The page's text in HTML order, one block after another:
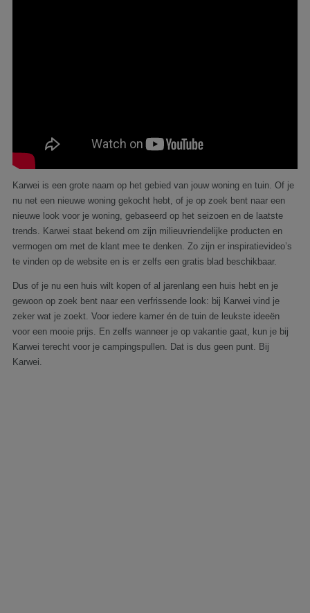
Karwei is een grote naam op het gebied van jouw woning en tuin. Of je
nu net een nieuwe woning gekocht hebt, of je op zoek bent naar een
nieuwe look voor je woning, gebaseerd op het seizoen en de laatste
trends. Karwei staat bekend om zijn milieuvriendelijke producten en
vermogen om met de klant mee te denken. Zo zijn er inspiratievideo’s
te vinden op de website en is er zelfs een gratis blad beschikbaar.
Dus of je nu een huis wilt kopen of al jarenlang een huis hebt en je
gewoon op zoek bent naar een verfrissende look: bij Karwei vind je
zeker wat je zoekt. Voor iedere kamer én de tuin de leukste ideeën
voor een mooie prijs. En zelfs wanneer je op vakantie gaat, kun je bij
Karwei terecht voor je campingspullen. Dat is dus geen punt. Bij
Karwei.